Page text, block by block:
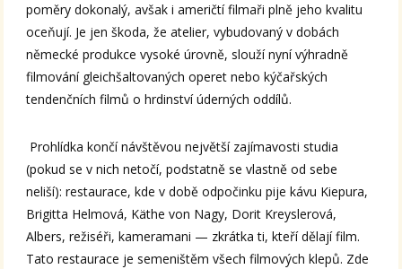
poměry dokonalý, avšak i američtí filmaři plně jeho kvalitu
oceňují. Je jen škoda, že atelier, vybudovaný v dobách
německé produkce vysoké úrovně, slouží nyní výhradně
filmování gleichšaltovaných operet nebo kýčařských
tendenčních filmů o hrdinství úderných oddílů.
Prohlídka končí návštěvou největší zajímavosti studia
(pokud se v nich netočí, podstatně se vlastně od sebe
neliší): restaurace, kde v době odpočinku pije kávu Kiepura,
Brigitta Helmová, Käthe von Nagy, Dorit Kreyslerová,
Albers, režiséři, kameramani — zkrátka ti, kteří dělají film.
Tato restaurace je semeništěm všech filmových klepů. Zde